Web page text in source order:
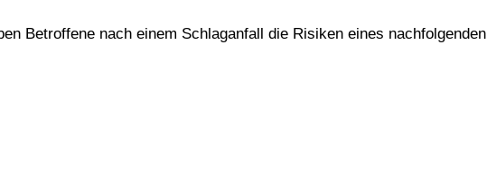
Betroffene nach einem Schlaganfall die Risiken eines nachfolgenden